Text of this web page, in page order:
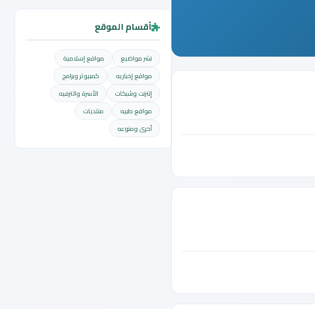
أقسام الموقع
نشر مواضيع
مواقع إسلامية
مواقع إخباريه
كمبيوتر وبرامج
إنترنت وشبكات
الأسرة والترفيه
مواقع طبيه
منتديات
أخرى ومنوعه